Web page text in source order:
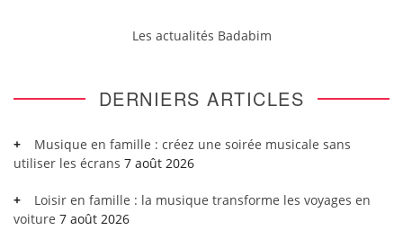
Les actualités Badabim
DERNIERS ARTICLES
Musique en famille : créez une soirée musicale sans
utiliser les écrans 7 août 2026
Loisir en famille : la musique transforme les voyages en
voiture 7 août 2026